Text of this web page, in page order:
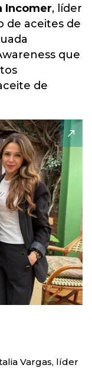
Incomer, líder
de aceites de
que
de
Vargas, líder